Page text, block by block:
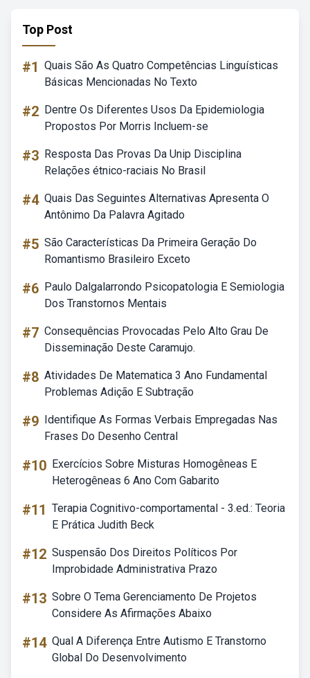
Top Post
#1 Quais São As Quatro Competências Linguísticas
Básicas Mencionadas No Texto
#2 Dentre Os Diferentes Usos Da Epidemiologia
Propostos Por Morris Incluem-se
#3 Resposta Das Provas Da Unip Disciplina
Relações étnico-raciais No Brasil
#4 Quais Das Seguintes Alternativas Apresenta O
Antônimo Da Palavra Agitado
#5 São Características Da Primeira Geração Do
Romantismo Brasileiro Exceto
#6 Paulo Dalgalarrondo Psicopatologia E Semiologia
Dos Transtornos Mentais
#7 Consequências Provocadas Pelo Alto Grau De
Disseminação Deste Caramujo.
#8 Atividades De Matematica 3 Ano Fundamental
Problemas Adição E Subtração
#9 Identifique As Formas Verbais Empregadas Nas
Frases Do Desenho Central
#10 Exercícios Sobre Misturas Homogêneas E
Heterogêneas 6 Ano Com Gabarito
#11 Terapia Cognitivo-comportamental - 3.ed.: Teoria
E Prática Judith Beck
#12 Suspensão Dos Direitos Políticos Por
Improbidade Administrativa Prazo
#13 Sobre O Tema Gerenciamento De Projetos
Considere As Afirmações Abaixo
#14 Qual A Diferença Entre Autismo E Transtorno
Global Do Desenvolvimento